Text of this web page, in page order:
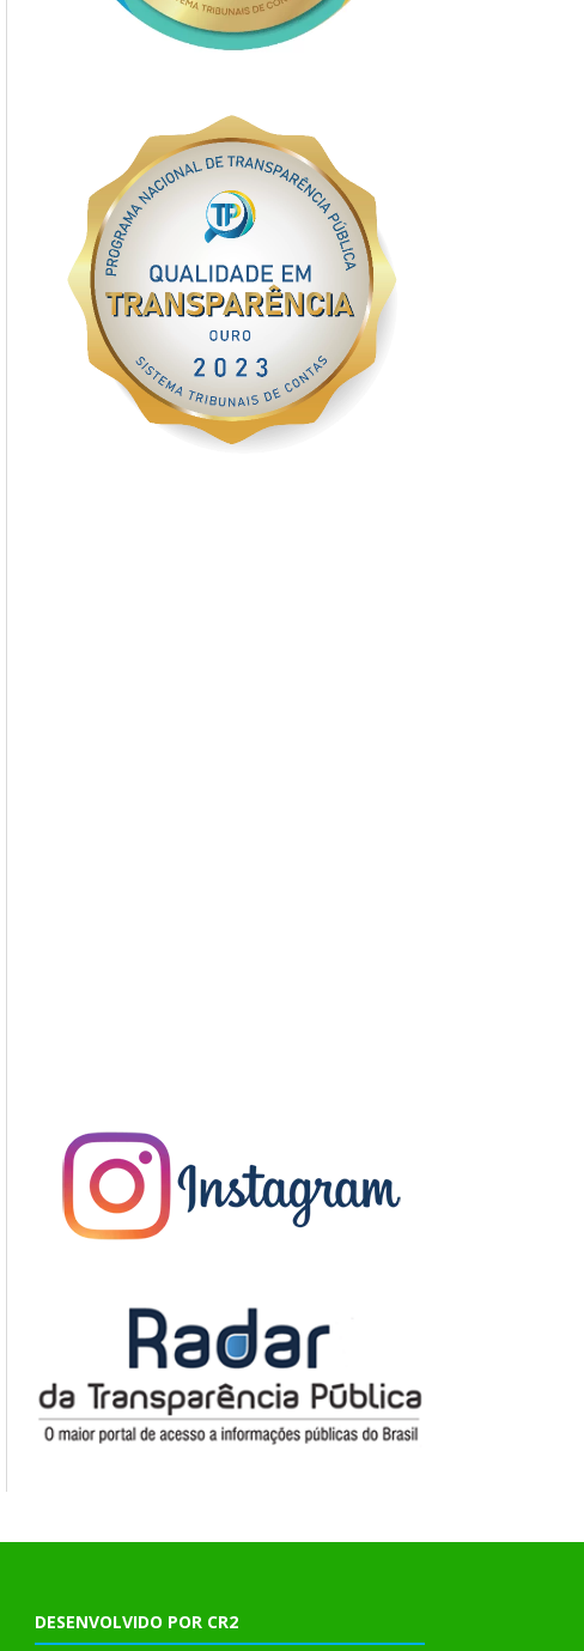
DESENVOLVIDO POR CR2